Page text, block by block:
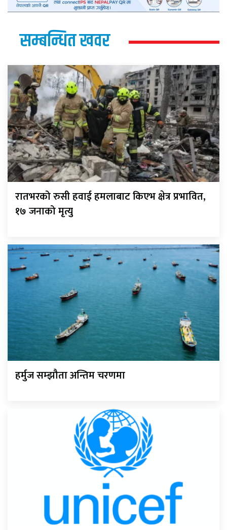
सम्बन्धित खवर
रातभरको रुसी हवाई हमलाबाट किएभ क्षेत्र प्रभावित,
१७ जनाको मृत्यु
हर्मुज सम्झौता अन्तिम चरणमा